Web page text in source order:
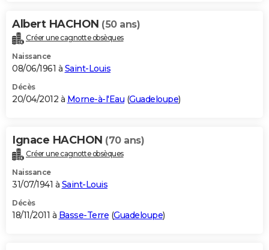
Albert HACHON (50 ans)
Créer une cagnotte obsèques
Naissance
08/06/1961 à Saint-Louis
Décès
20/04/2012 à Morne-à-l'Eau (Guadeloupe)
Ignace HACHON (70 ans)
Créer une cagnotte obsèques
Naissance
31/07/1941 à Saint-Louis
Décès
18/11/2011 à Basse-Terre (Guadeloupe)